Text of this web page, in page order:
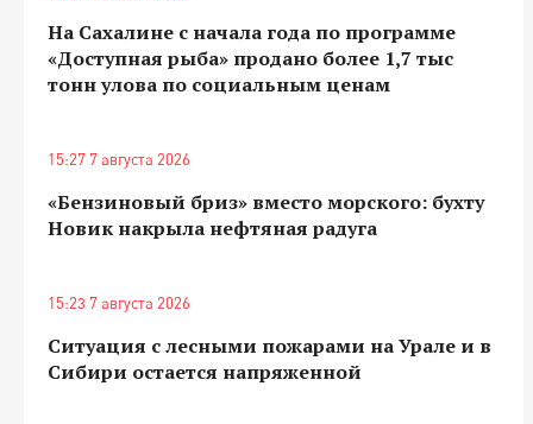
На Сахалине с начала года по программе
«Доступная рыба» продано более 1,7 тыс
тонн улова по социальным ценам
15:27 7 августа 2026
«Бензиновый бриз» вместо морского: бухту
Новик накрыла нефтяная радуга
15:23 7 августа 2026
Ситуация с лесными пожарами на Урале и в
Сибири остается напряженной